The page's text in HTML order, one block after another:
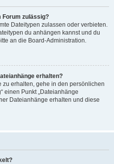
Forum zulässig?
Dateitypen zulassen oder verbieten.
du anhängen kannst und du
an die Board-Administration.
erhalten?
erhalten, gehe in den persönlichen
einen Punkt „Dateianhänge
Dateianhänge erhalten und diese